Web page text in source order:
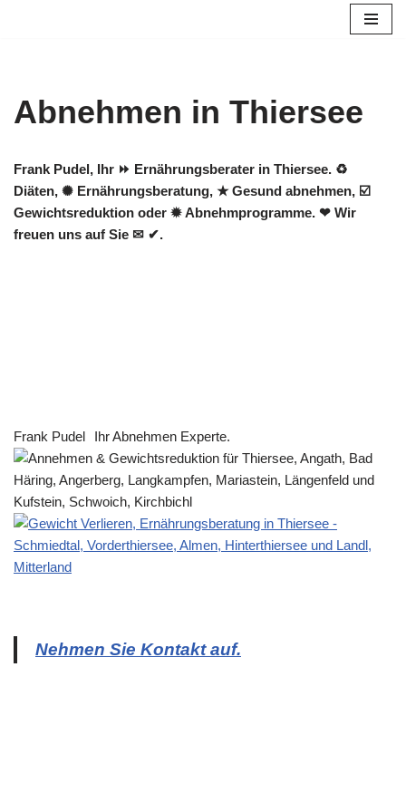
Abnehmen in Thiersee
Frank Pudel, Ihr ⏩ Ernährungsberater in Thiersee. ♻
Diäten, ✺ Ernährungsberatung, ★ Gesund abnehmen, ☑️
Gewichtsreduktion oder ✹ Abnehmprogramme. ❤ Wir
freuen uns auf Sie ✉ ✔.
Frank Pudel Ihr Abnehmen Experte.
Nehmen Sie Kontakt auf.